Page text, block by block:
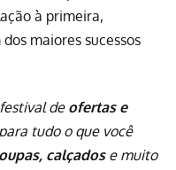
à primeira,
maiores sucessos
de ofertas e
tudo o que você
calçadose muito